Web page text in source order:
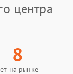
центра
8
на рынке